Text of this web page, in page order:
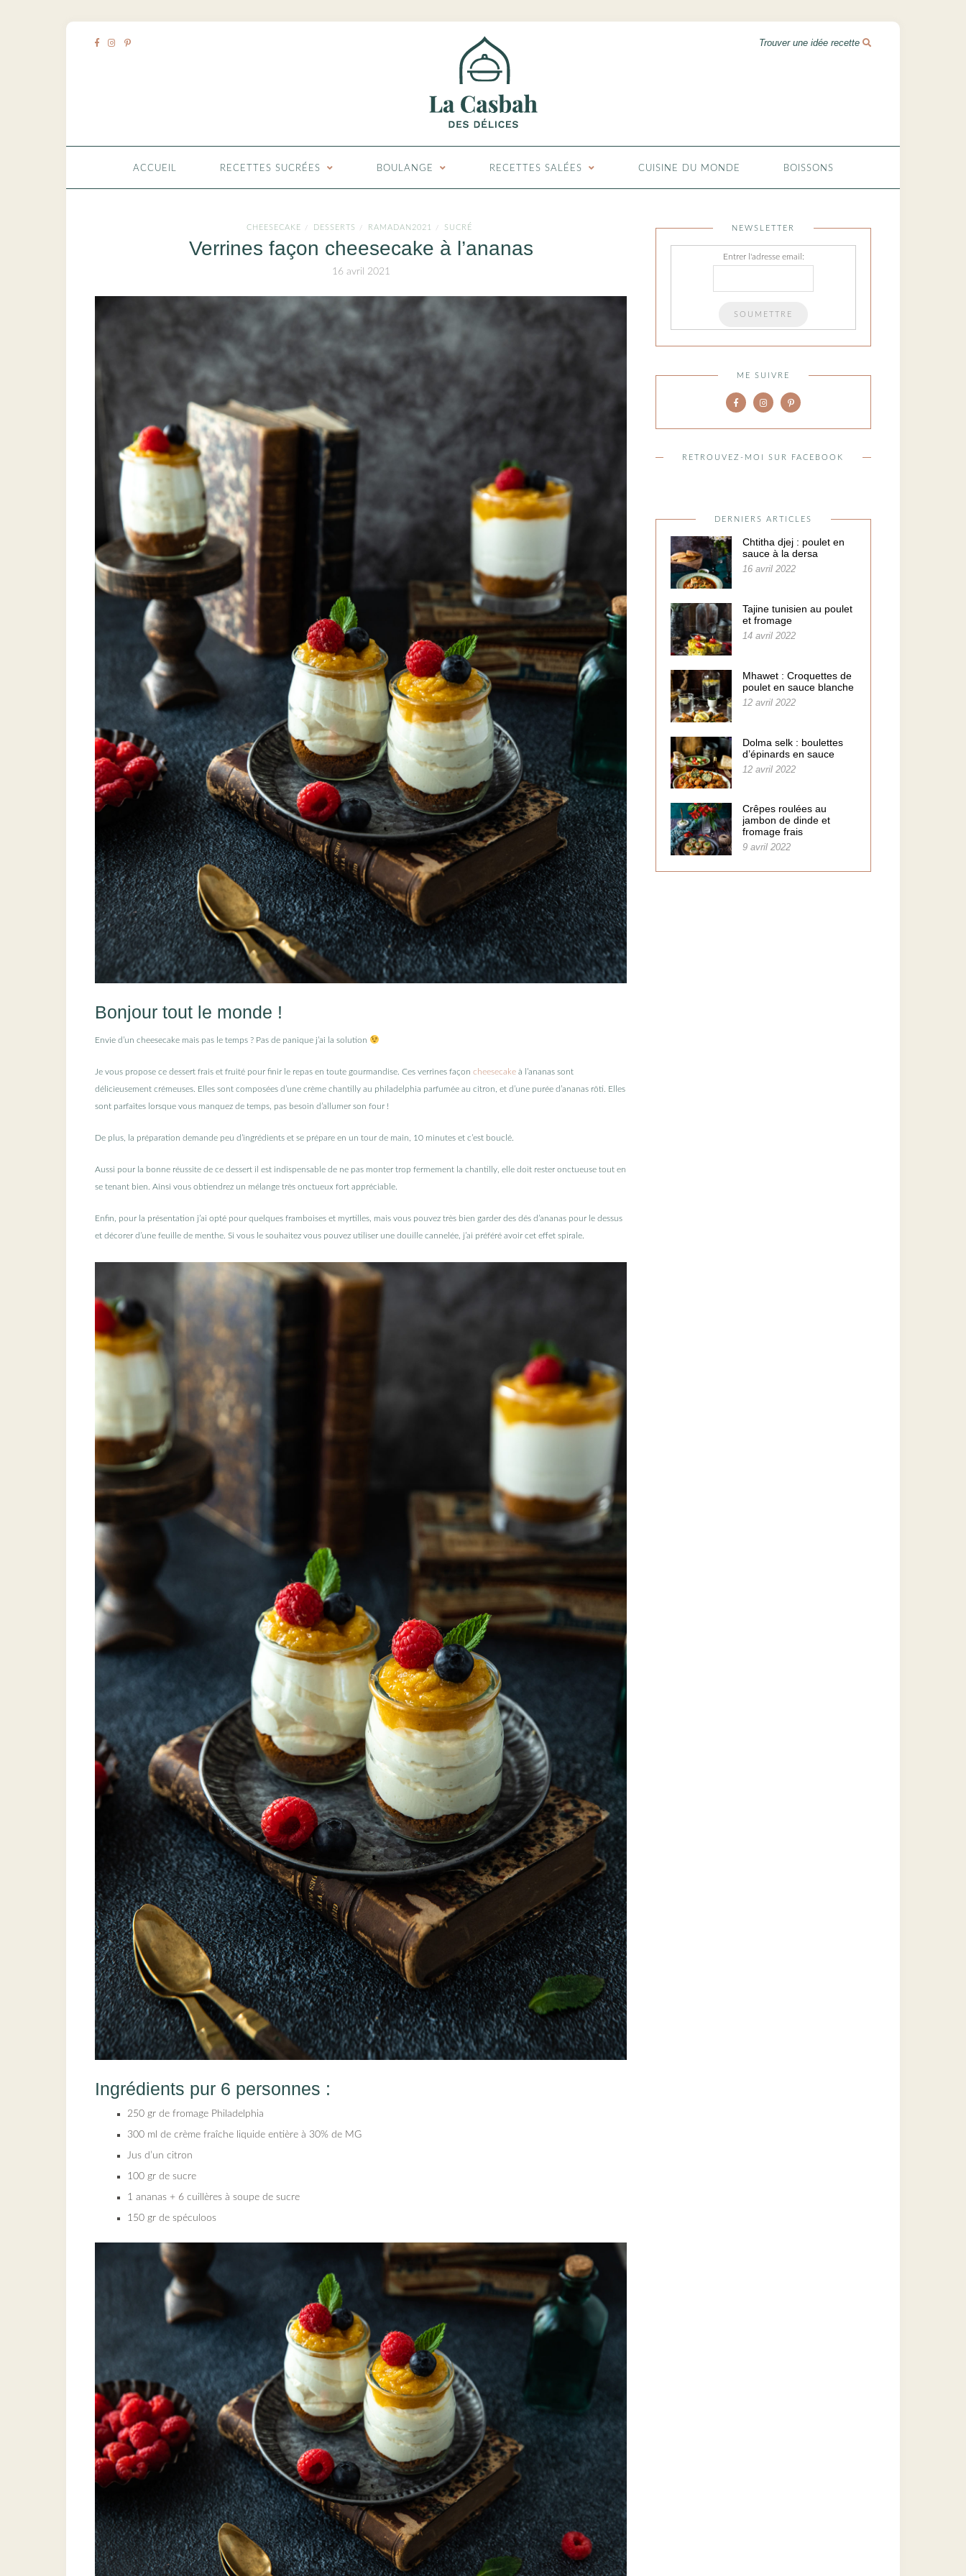
ACCUEIL RECETTES SUCRÉES BOULANGE RECETTES SALÉES CUISINE DU MONDE BOISSONS
CHEESECAKE / DESSERTS / RAMADAN2021 / SUCRÉ
Verrines façon cheesecake à l’ananas
16 avril 2021
Bonjour tout le monde !
Envie d’un cheesecake mais pas le temps ? Pas de panique j’ai la solution
Je vous propose ce dessert frais et fruité pour finir le repas en toute gourmandise. Ces verrines façon cheesecake à l’ananas sont
délicieusement crémeuses. Elles sont composées d’une crème chantilly au philadelphia parfumée au citron, et d’une purée d’ananas rôti. Elles
sont parfaites lorsque vous manquez de temps, pas besoin d’allumer son four !
De plus, la préparation demande peu d’ingrédients et se prépare en un tour de main, 10 minutes et c’est bouclé.
Aussi pour la bonne réussite de ce dessert il est indispensable de ne pas monter trop fermement la chantilly, elle doit rester onctueuse tout en
se tenant bien. Ainsi vous obtiendrez un mélange très onctueux fort appréciable.
Enfin, pour la présentation j’ai opté pour quelques framboises et myrtilles, mais vous pouvez très bien garder des dés d’ananas pour le dessus
et décorer d’une feuille de menthe. Si vous le souhaitez vous pouvez utiliser une douille cannelée, j’ai préféré avoir cet effet spirale.
Ingrédients pur 6 personnes :
250 gr de fromage Philadelphia
300 ml de crème fraîche liquide entière à 30% de MG
Jus d’un citron
100 gr de sucre
1 ananas + 6 cuillères à soupe de sucre
150 gr de spéculoos
NEWSLETTER
Entrer l'adresse email:
ME SUIVRE
RETROUVEZ-MOI SUR FACEBOOK
DERNIERS ARTICLES
Chtitha djej : poulet en
sauce à la dersa
16 avril 2022
Tajine tunisien au poulet
et fromage
14 avril 2022
Mhawet : Croquettes de
poulet en sauce blanche
12 avril 2022
Dolma selk : boulettes
d’épinards en sauce
12 avril 2022
Crêpes roulées au
jambon de dinde et
fromage frais
9 avril 2022